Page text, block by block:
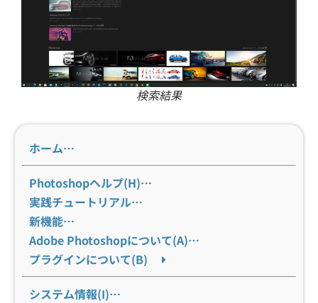
ホーム…
Photoshopヘルプ(H)…
実践チュートリアル…
新機能…
Adobe Photoshopについて(A)…
プラグインについて(B)
システム情報(I)…
検索結果